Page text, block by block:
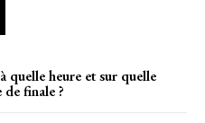
quelle heure et sur quelle
finale ?